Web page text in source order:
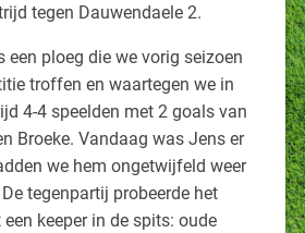
tegen Dauwendaele 2.
een ploeg die we vorig seizoen
troffen en waartegen we in
4-4 speelden met 2 goals van
Broeke. Vandaag was Jens er
we hem ongetwijfeld weer
tegenpartij probeerde het
keeper in de spits: oude